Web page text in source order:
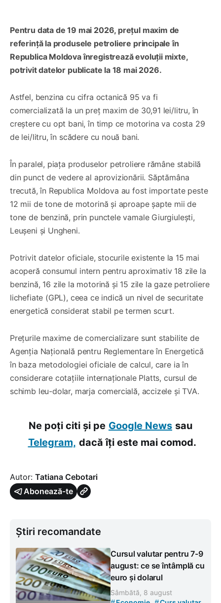
Pentru data de 19 mai 2026, prețul maxim de
referință la produsele petroliere principale în
Republica Moldova înregistrează evoluții mixte,
potrivit datelor publicate la 18 mai 2026.
Astfel, benzina cu cifra octanică 95 va fi
comercializată la un preț maxim de 30,91 lei/litru, în
creștere cu opt bani, în timp ce motorina va costa 29
de lei/litru, în scădere cu nouă bani.
În paralel, piața produselor petroliere rămâne stabilă
din punct de vedere al aprovizionării. Săptămâna
trecută, în Republica Moldova au fost importate peste
12 mii de tone de motorină și aproape șapte mii de
tone de benzină, prin punctele vamale Giurgiulești,
Leușeni și Ungheni.
Potrivit datelor oficiale, stocurile existente la 15 mai
acoperă consumul intern pentru aproximativ 18 zile la
benzină, 16 zile la motorină și 15 zile la gaze petroliere
lichefiate (GPL), ceea ce indică un nivel de securitate
energetică considerat stabil pe termen scurt.
Prețurile maxime de comercializare sunt stabilite de
Agenția Națională pentru Reglementare în Energetică
în baza metodologiei oficiale de calcul, care ia în
considerare cotațiile internaționale Platts, cursul de
schimb leu-dolar, marja comercială, accizele și TVA.
Ne poți citi și pe Google News sau
Telegram, dacă îți este mai comod.
Autor: Tatiana Cebotari
Abonează-te
Știri recomandate
Cursul valutar pentru 7-9
august: ce se întâmplă cu
euro și dolarul
Sâmbătă, 8 august